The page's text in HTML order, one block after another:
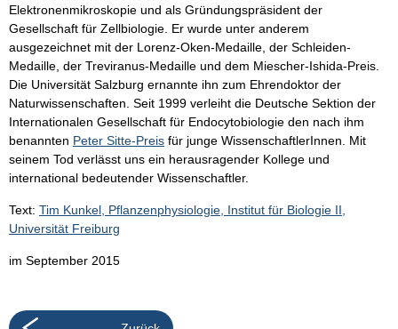
Elektronenmikroskopie und als Gründungspräsident der
Gesellschaft für Zellbiologie. Er wurde unter anderem
ausgezeichnet mit der Lorenz-Oken-Medaille, der Schleiden-
Medaille, der Treviranus-Medaille und dem Miescher-Ishida-Preis.
Die Universität Salzburg ernannte ihn zum Ehrendoktor der
Naturwissenschaften. Seit 1999 verleiht die Deutsche Sektion der
Internationalen Gesellschaft für Endocytobiologie den nach ihm
benannten Peter Sitte-Preis für junge WissenschaftlerInnen. Mit
seinem Tod verlässt uns ein herausragender Kollege und
international bedeutender Wissenschaftler.
Text: Tim Kunkel, Pflanzenphysiologie, Institut für Biologie II,
Universität Freiburg
im September 2015